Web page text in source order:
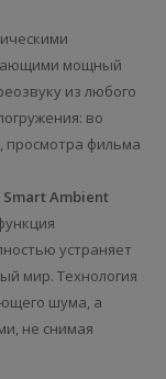
мощный
из любого
во
просмотра фильма
Ambient
устраняет
мир. Технология
шума, а
не снимая